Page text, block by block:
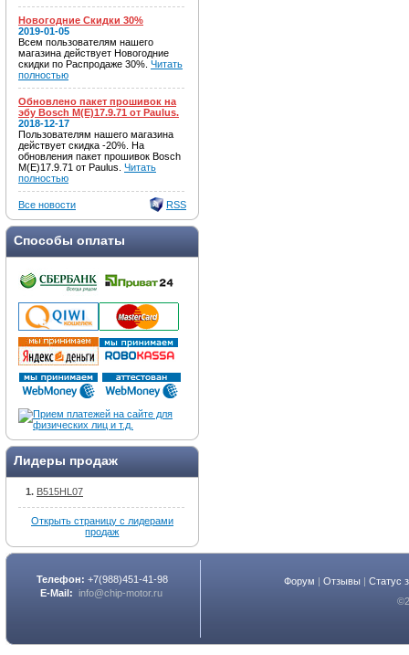
Новогодние Скидки 30%
2019-01-05
Всем пользователям нашего
магазина действует Новогодние
скидки по Распродаже 30%. Читать
полностью
Обновлено пакет прошивок на
эбу Bosch M(E)17.9.71 от Paulus.
2018-12-17
Пользователям нашего магазина
действует скидка -20%. На
обновления пакет прошивок Bosch
M(E)17.9.71 от Paulus. Читать
полностью
Все новости RSS
Способы оплаты
Лидеры продаж
B515HL07
Открыть страницу с лидерами
продаж
Телефон: +7(988)451-41-98
E-Mail: info@chip-motor.ru
Форум |Отзывы |Статус